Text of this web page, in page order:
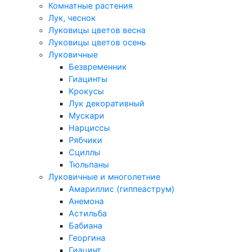
Комнатные растения
Лук, чеснок
Луковицы цветов весна
Луковицы цветов осень
Луковичные
Безвременник
Гиацинты
Крокусы
Лук декоративный
Мускари
Нарциссы
Рябчики
Сциллы
Тюльпаны
Луковичные и многолетние
Амариллис (гиппеаструм)
Анемона
Астильба
Бабиана
Георгина
Гиацинт